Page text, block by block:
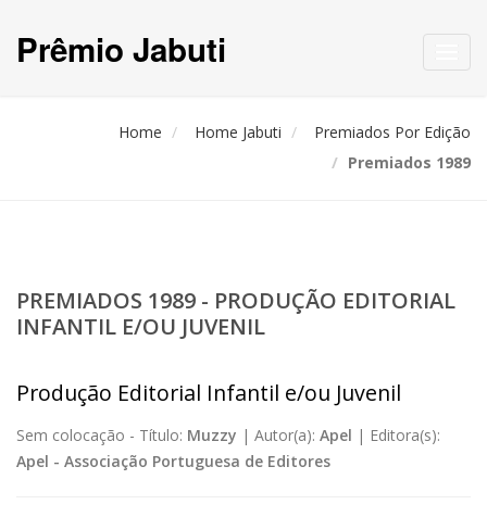
Prêmio Jabuti
Home Home Jabuti
Premiados Por Edição
Premiados 1989
PREMIADOS 1989 - PRODUÇÃO EDITORIAL
INFANTIL E/OU JUVENIL
Produção Editorial Infantil e/ou Juvenil
Sem colocação - Título: Muzzy | Autor(a): Apel | Editora(s):
Apel - Associação Portuguesa de Editores